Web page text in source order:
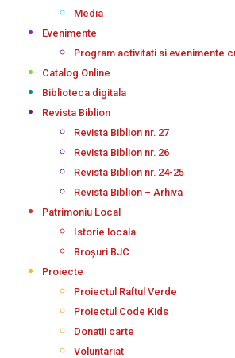
Media
Evenimente
Program activitati si evenimente
Catalog Online
Biblioteca digitala
Revista Biblion
Revista Biblion nr. 27
Revista Biblion nr. 26
Revista Biblion nr. 24-25
Revista Biblion – Arhiva
Patrimoniu Local
Istorie locala
Broșuri BJC
Proiecte
Proiectul Raftul Verde
Proiectul Code Kids
Donatii carte
Voluntariat